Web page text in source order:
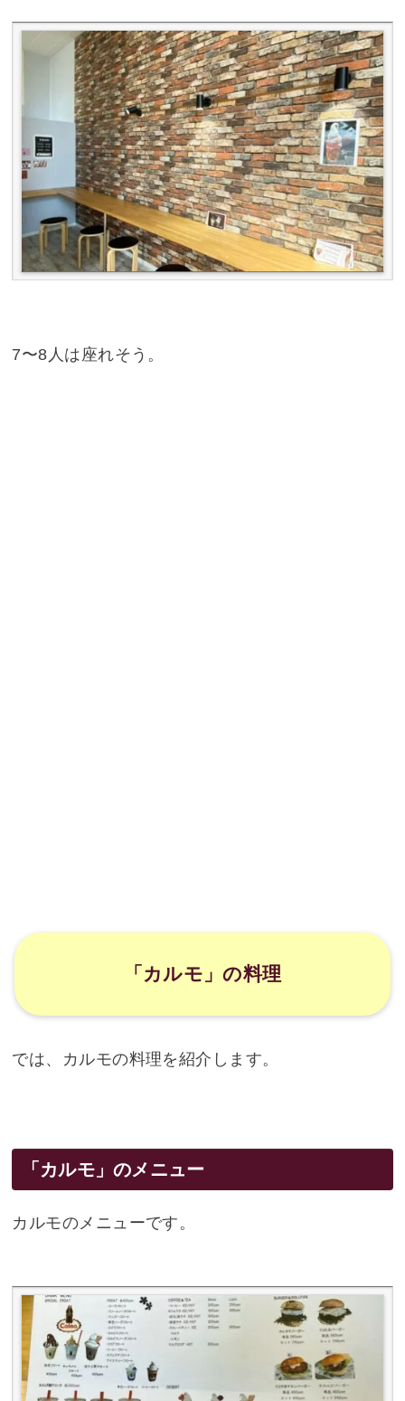
7〜8人は座れそう。
「カルモ」の料理
では、カルモの料理を紹介します。
「カルモ」のメニュー
カルモのメニューです。